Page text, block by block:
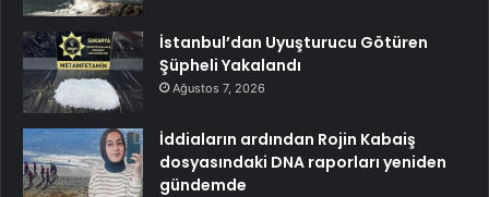
İstanbul’dan Uyuşturucu Götüren
Şüpheli Yakalandı
Ağustos 7, 2026
İddiaların ardından Rojin Kabaiş
dosyasındaki DNA raporları yeniden
gündemde